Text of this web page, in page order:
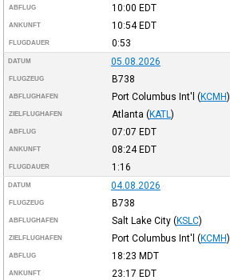
ABFLUG 10:00 EDT
ANKUNFT 10:54EDT
FLUGDAUER 0:53
DATUM 05.08.2026
FLUGZEUG B738
ABFLUGHAFEN Port Columbus Int'l (KCMH)
ZIELFLUGHAFEN Atlanta (KATL )
ABFLUG 07:07 EDT
ANKUNFT 08:24EDT
FLUGDAUER 1:16
DATUM 04.08.2026
FLUGZEUG B738
ABFLUGHAFEN Salt Lake City (KSLC)
ZIELFLUGHAFEN Port Columbus Int'l (KCMH)
ABFLUG 18:23 MDT
ANKUNFT 23:17 EDT